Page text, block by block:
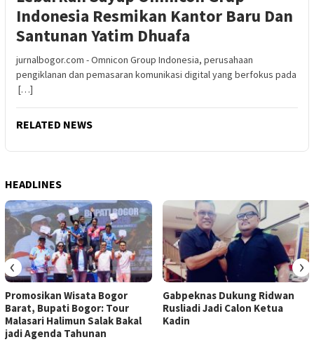
Indonesia Resmikan Kantor Baru Dan
Santunan Yatim Dhuafa
jurnalbogor.com - Omnicon Group Indonesia, perusahaan
pengiklanan dan pemasaran komunikasi digital yang berfokus pada
[…]
RELATED NEWS
HEADLINES
Promosikan Wisata Bogor
Barat, Bupati Bogor: Tour
Malasari Halimun Salak Bakal
jadi Agenda Tahunan
Gabpeknas Dukung Ridwan
Rusliadi Jadi Calon Ketua
Kadin
‹ ›